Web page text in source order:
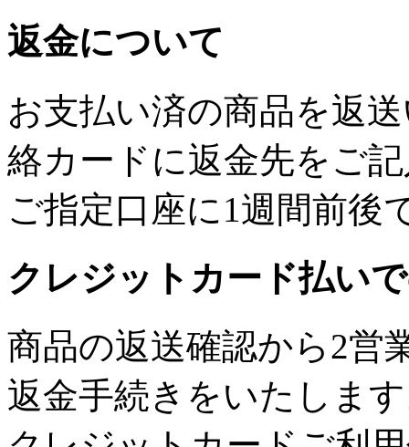
返金について
お支払い済の商品を返
絡カードに返金先をご
ご指定口座に1週間前後
クレジットカード払い
商品の返送確認から2営
返金手続きをいたしま